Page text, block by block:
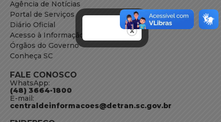
Agência de Notícias
Portal de Serviços
Diário Oficial
Acesso à Informação
Órgãos do Governo
Conheça SC
FALE CONOSCO
WhatsApp:
(48) 3664-1800
E-mail:
centraldeinformacoes@detran.sc.gov.br